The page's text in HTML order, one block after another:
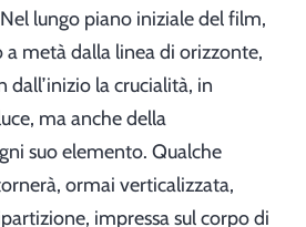
lungo piano iniziale del film,
a metà dalla linea di orizzonte,
dall’inizio la crucialità, in
ma anche della
suo elemento. Qualche
ormai verticalizzata,
impressa sul corpo di